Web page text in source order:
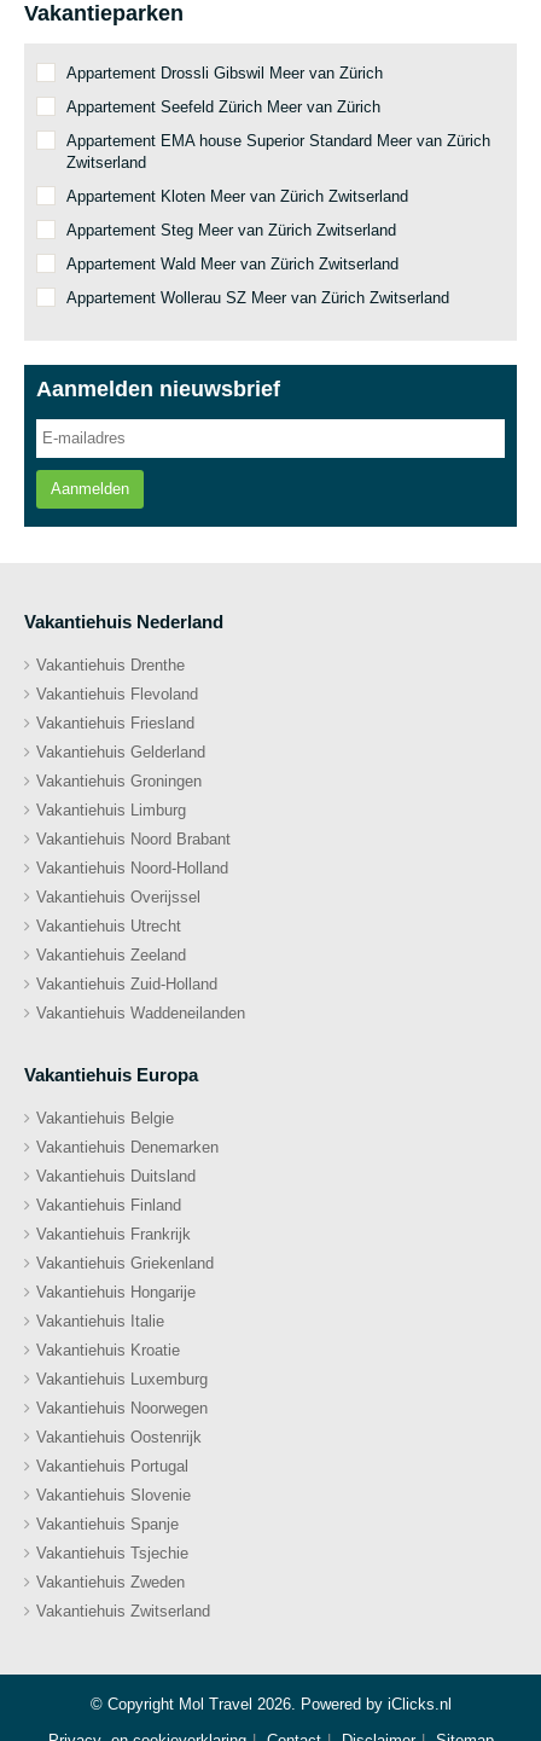
Vakantieparken
Appartement Drossli Gibswil Meer van Zürich
Appartement Seefeld Zürich Meer van Zürich
Appartement EMA house Superior Standard Meer van Zürich
Zwitserland
Appartement Kloten Meer van Zürich Zwitserland
Appartement Steg Meer van Zürich Zwitserland
Appartement Wald Meer van Zürich Zwitserland
Appartement Wollerau SZ Meer van Zürich Zwitserland
Aanmelden nieuwsbrief
Aanmelden
Vakantiehuis Nederland
Vakantiehuis Drenthe
Vakantiehuis Flevoland
Vakantiehuis Friesland
Vakantiehuis Gelderland
Vakantiehuis Groningen
Vakantiehuis Limburg
Vakantiehuis Noord Brabant
Vakantiehuis Noord-Holland
Vakantiehuis Overijssel
Vakantiehuis Utrecht
Vakantiehuis Zeeland
Vakantiehuis Zuid-Holland
Vakantiehuis Waddeneilanden
Vakantiehuis Europa
Vakantiehuis Belgie
Vakantiehuis Denemarken
Vakantiehuis Duitsland
Vakantiehuis Finland
Vakantiehuis Frankrijk
Vakantiehuis Griekenland
Vakantiehuis Hongarije
Vakantiehuis Italie
Vakantiehuis Kroatie
Vakantiehuis Luxemburg
Vakantiehuis Noorwegen
Vakantiehuis Oostenrijk
Vakantiehuis Portugal
Vakantiehuis Slovenie
Vakantiehuis Spanje
Vakantiehuis Tsjechie
Vakantiehuis Zweden
Vakantiehuis Zwitserland
© Copyright Mol Travel 2026. Powered by iClicks.nl